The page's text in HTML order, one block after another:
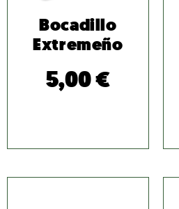
Bocadillo
Extremeño
5,00€